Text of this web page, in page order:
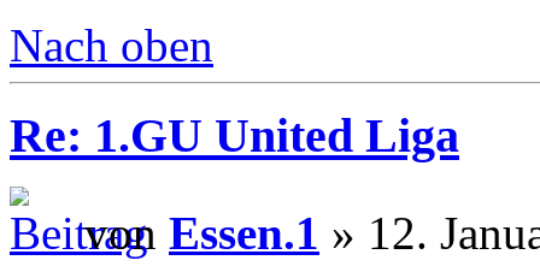
Nach oben
Re: 1.GU United Liga
von Essen.1 » 12.